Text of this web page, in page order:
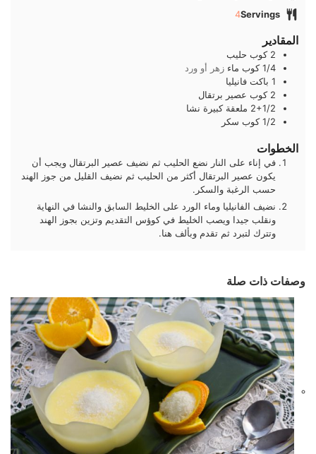
Servings
4
المقادير
2 كوب حليب
1/4 كوب ماء زهر أو ورد
1 باكت فانيليا
2 كوب عصير برتقال
2+1/2 ملعقة كبيرة نشا
1/2 كوب سكر
الخطوات
في إناء على النار نضع الحليب ثم نضيف عصير البرتقال ويجب أن
يكون عصير البرتقال أكثر من الحليب ثم نضيف القليل من جوز الهند
حسب الرغبة والسكر.
نضيف الفانيليا وماء الورد على الخليط السابق والنشا في النهاية
ونقلب جيدا ويصب الخليط في كوؤس التقديم وتزين بجوز الهند
وتترك لتبرد ثم تقدم وبألف هنا.
وصفات ذات صلة